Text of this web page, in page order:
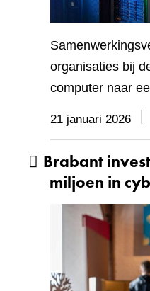
organisaties bij
computer naar
21 januari 2026
Brabant
miljoen in